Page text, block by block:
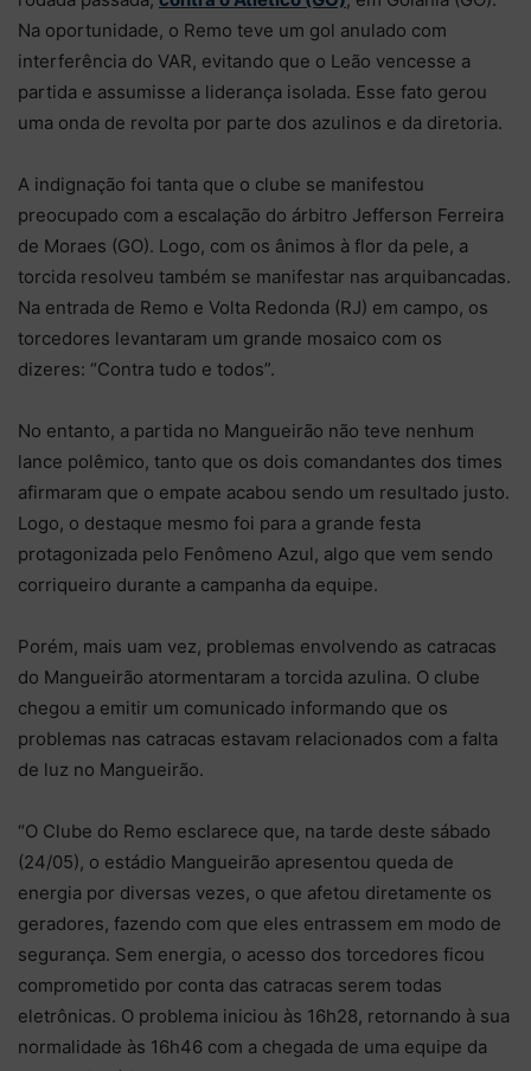
Na oportunidade, o Remo teve um gol anulado com
interferência do VAR, evitando que o Leão vencesse a
partida e assumisse a liderança isolada. Esse fato gerou
uma onda de revolta por parte dos azulinos e da diretoria.
A indignação foi tanta que o clube se manifestou
preocupado com a escalação do árbitro Jefferson Ferreira
de Moraes (GO). Logo, com os ânimos à flor da pele, a
torcida resolveu também se manifestar nas arquibancadas.
Na entrada de Remo e Volta Redonda (RJ) em campo, os
torcedores levantaram um grande mosaico com os
dizeres: “Contra tudo e todos”.
No entanto, a partida no Mangueirão não teve nenhum
lance polêmico, tanto que os dois comandantes dos times
afirmaram que o empate acabou sendo um resultado justo.
Logo, o destaque mesmo foi para a grande festa
protagonizada pelo Fenômeno Azul, algo que vem sendo
corriqueiro durante a campanha da equipe.
Porém, mais uam vez, problemas envolvendo as catracas
do Mangueirão atormentaram a torcida azulina. O clube
chegou a emitir um comunicado informando que os
problemas nas catracas estavam relacionados com a falta
de luz no Mangueirão.
“O Clube do Remo esclarece que, na tarde deste sábado
(24/05), o estádio Mangueirão apresentou queda de
energia por diversas vezes, o que afetou diretamente os
geradores, fazendo com que eles entrassem em modo de
segurança. Sem energia, o acesso dos torcedores ficou
comprometido por conta das catracas serem todas
eletrônicas. O problema iniciou às 16h28, retornando à sua
normalidade às 16h46 com a chegada de uma equipe da